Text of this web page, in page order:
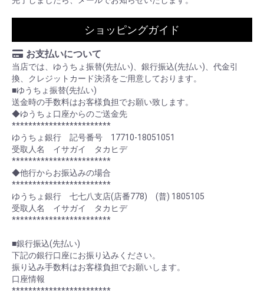
ショッピングガイド
お支払いについて
当店では、ゆうちょ振替(先払い)、銀行振込(先払い)、代金引
換、クレジットカード決済をご用意しております。
■ゆうちょ振替(先払い)
送金時の手数料はお客様負担でお願い致します。
◆ゆうちょ口座からのご送金先
************************
ゆうちょ銀行 記号番号 17710-18051051
受取人名 イサガイ タカヒデ
************************
◆他行からお振込みの場合
************************
ゆうちょ銀行 七七八支店(店番778) (普) 1805105
受取人名 イサガイ タカヒデ
************************
■銀行振込(先払い)
下記の銀行口座にお振り込みください。
振り込み手数料はお客様負担でお願いします。
口座情報
************************